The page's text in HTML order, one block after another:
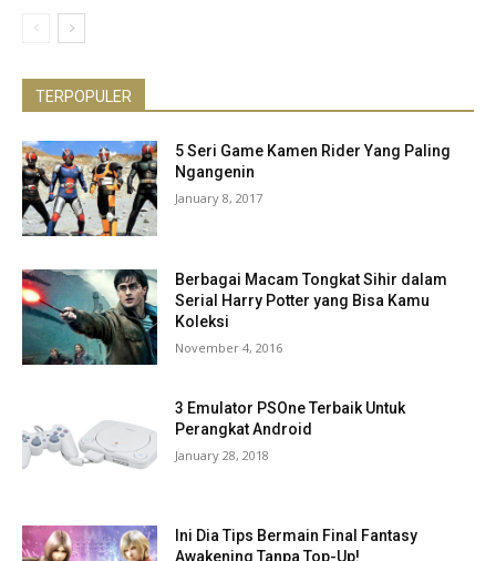
TERPOPULER
5 Seri Game Kamen Rider Yang Paling
Ngangenin
January 8, 2017
Berbagai Macam Tongkat Sihir dalam
Serial Harry Potter yang Bisa Kamu
Koleksi
November 4, 2016
3 Emulator PSOne Terbaik Untuk
Perangkat Android
January 28, 2018
Ini Dia Tips Bermain Final Fantasy
Awakening Tanpa Top-Up!